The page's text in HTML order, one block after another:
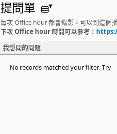
提問單
每次 Office hour 都會錄影，可以到這個
下次 Office hour 時間可以參考：
我想問的問題
No records matched your filter. Try